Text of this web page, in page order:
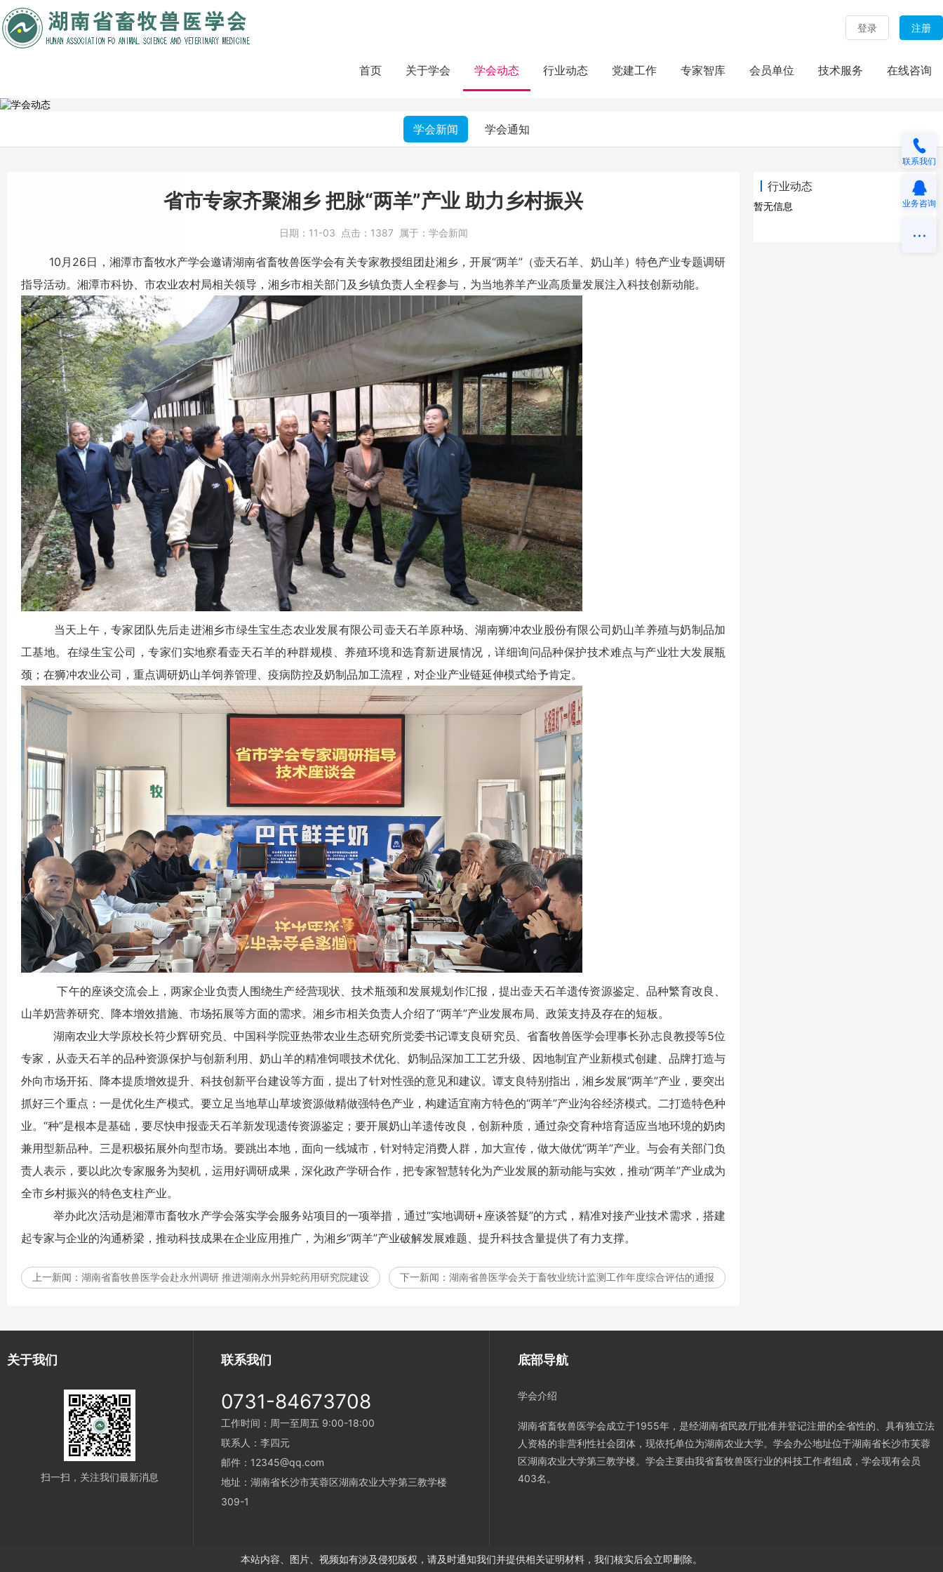
登录 注册
首页 关于学会 学会动态 行业动态 党建工作 专家智库 会员单位 技术服务 在线咨询
学会新闻 学会通知
行业动态
暂无信息
省市专家齐聚湘乡 把脉“两羊”产业 助力乡村振兴
日期： 11-03 点击： 1387 属于： 学会新闻
10月26日，湘潭市畜牧水产学会邀请湖南省畜牧兽医学会有关专家教授组团赴湘乡，开展“两羊”（壶天石羊、奶山羊）特色产业专题调研
指导活动。湘潭市科协、市农业农村局相关领导，湘乡市相关部门及乡镇负责人全程参与，为当地养羊产业高质量发展注入科技创新动能。
当天上午，专家团队先后走进湘乡市绿生宝生态农业发展有限公司壶天石羊原种场、湖南狮冲农业股份有限公司奶山羊养殖与奶制品加
工基地。在绿生宝公司，专家们实地察看壶天石羊的种群规模、养殖环境和选育新进展情况，详细询问品种保护技术难点与产业壮大发展瓶
颈；在狮冲农业公司，重点调研奶山羊饲养管理、疫病防控及奶制品加工流程，对企业产业链延伸模式给予肯定。
下午的座谈交流会上，两家企业负责人围绕生产经营现状、技术瓶颈和发展规划作汇报，提出壶天石羊遗传资源鉴定、品种繁育改良、
山羊奶营养研究、降本增效措施、市场拓展等方面的需求。湘乡市相关负责人介绍了“两羊”产业发展布局、政策支持及存在的短板。
湖南农业大学原校长符少辉研究员、中国科学院亚热带农业生态研究所党委书记谭支良研究员、省畜牧兽医学会理事长孙志良教授等5位
专家，从壶天石羊的品种资源保护与创新利用、奶山羊的精准饲喂技术优化、奶制品深加工工艺升级、因地制宜产业新模式创建、品牌打造与
外向市场开拓、降本提质增效提升、科技创新平台建设等方面，提出了针对性强的意见和建议。谭支良特别指出，湘乡发展“两羊”产业，要突出
抓好三个重点：一是优化生产模式。要立足当地草山草坡资源做精做强特色产业，构建适宜南方特色的“两羊”产业沟谷经济模式。二打造特色种
业。“种”是根本是基础，要尽快申报壶天石羊新发现遗传资源鉴定；要开展奶山羊遗传改良，创新种质，通过杂交育种培育适应当地环境的奶肉
兼用型新品种。三是积极拓展外向型市场。要跳出本地，面向一线城市，针对特定消费人群，加大宣传，做大做优“两羊”产业。与会有关部门负
责人表示，要以此次专家服务为契机，运用好调研成果，深化政产学研合作，把专家智慧转化为产业发展的新动能与实效，推动“两羊”产业成为
全市乡村振兴的特色支柱产业。
举办此次活动是湘潭市畜牧水产学会落实学会服务站项目的一项举措，通过“实地调研+座谈答疑”的方式，精准对接产业技术需求，搭建
起专家与企业的沟通桥梁，推动科技成果在企业应用推广，为湘乡“两羊”产业破解发展难题、提升科技含量提供了有力支撑。
上一新闻： 湖南省畜牧兽医学会赴永州调研 推进湖南永州异蛇药用研究院建设 下一新闻： 湖南省兽医学会关于畜牧业统计监测工作年度综合评估的通报
关于我们
扫一扫，关注我们最新消息
联系我们
0731-84673708
工作时间：周一至周五 9:00-18:00
联系人：李四元
邮件：12345@qq.com
地址：湖南省长沙市芙蓉区湖南农业大学第三教学楼
309-1
底部导航
学会介绍
湖南省畜牧兽医学会成立于1955年，是经湖南省民政厅批准并登记注册的全省性的、具有独立法
人资格的非营利性社会团体，现依托单位为湖南农业大学。学会办公地址位于湖南省长沙市芙蓉
区湖南农业大学第三教学楼。学会主要由我省畜牧兽医行业的科技工作者组成，学会现有会员
403名。
本站内容、图片、视频如有涉及侵犯版权，请及时通知我们并提供相关证明材料，我们核实后会立即删除。
联系我们
业务咨询